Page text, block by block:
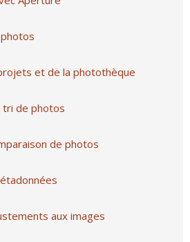
et de la photothèque
tri de photos
de photos
aux images